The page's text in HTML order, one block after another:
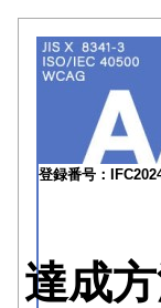
登録番号：
達成